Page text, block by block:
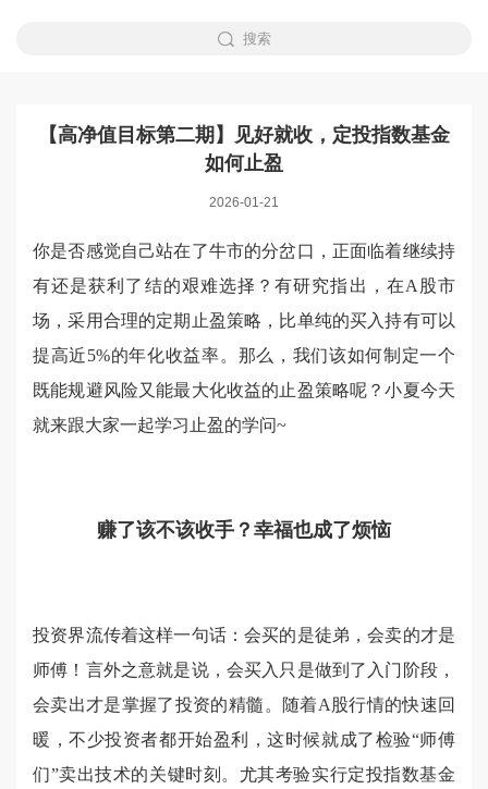
搜索
【高净值目标第二期】见好就收，定投指数基金
如何止盈
2026-01-21
你是否感觉自己站在了牛市的分岔口，正面临着继续持
有还是获利了结的艰难选择？有研究指出，在A股市
场，采用合理的定期止盈策略，比单纯的买入持有可以
提高近5%的年化收益率。那么，我们该如何制定一个
既能规避风险又能最大化收益的止盈策略呢？小夏今天
就来跟大家一起学习止盈的学问~
赚了该不该收手？幸福也成了烦恼
投资界流传着这样一句话：会买的是徒弟，会卖的才是
师傅！言外之意就是说，会买入只是做到了入门阶段，
会卖出才是掌握了投资的精髓。随着A股行情的快速回
暖，不少投资者都开始盈利，这时候就成了检验“师傅
们”卖出技术的关键时刻。尤其考验实行定投指数基金